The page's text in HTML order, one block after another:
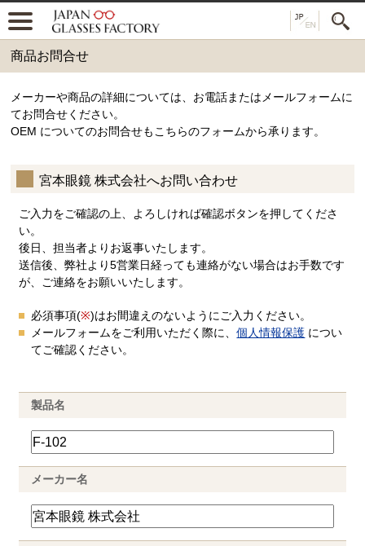
商品お問合せ
メーカーや商品の詳細については、お電話またはメールフォームに
てお問合せください。
OEM についてのお問合せもこちらのフォームから承ります。
宮本眼鏡 株式会社へお問い合わせ
ご入力をご確認の上、よろしければ確認ボタンを押してくださ
い。
後日、担当者よりお返事いたします。
送信後、弊社より5営業日経っても連絡がない場合はお手数です
が、ご連絡をお願いいたします。
必須事項(※)はお間違えのないようにご入力ください。
メールフォームをご利用いただく際に、個人情報保護 につい
てご確認ください。
製品名
メーカー名